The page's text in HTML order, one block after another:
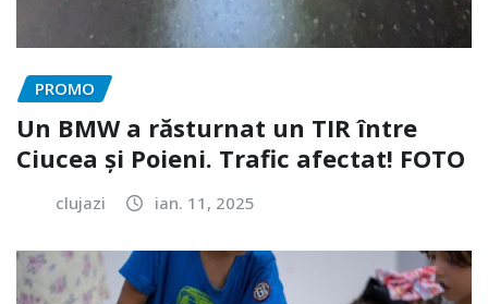
PROMO
Un BMW a răsturnat un TIR între
Ciucea și Poieni. Trafic afectat! FOTO
clujazi ian. 11, 2025